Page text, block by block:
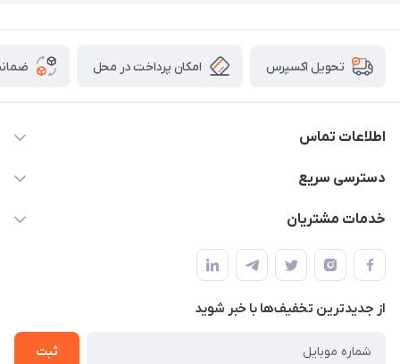
تحویل اکسپرس امکان پرداخت در محل
اطلاعات تماس
09332394024-09120346631
دسترسی سریع
حساب کاربری
لیست محصولات
درباره ما
خدمات مشتریان
قوانین و مقررات
حریم خصوصی
راهنما
از جدید‌ترین تخفیف‌ها با‌ خبر شوید
ثبت